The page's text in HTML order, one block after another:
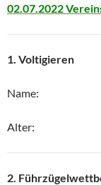
02.07.2022
1. Voltigieren
Name:
Alter:
2.